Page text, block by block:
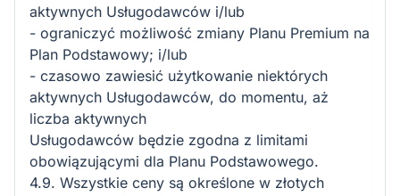
aktywnych Usługodawców i/lub
- ograniczyć możliwość zmiany Planu Premium na
Plan Podstawowy; i/lub
- czasowo zawiesić użytkowanie niektórych
aktywnych Usługodawców, do momentu, aż
liczba aktywnych
Usługodawców będzie zgodna z limitami
obowiązującymi dla Planu Podstawowego.
4.9. Wszystkie ceny są określone w złotych